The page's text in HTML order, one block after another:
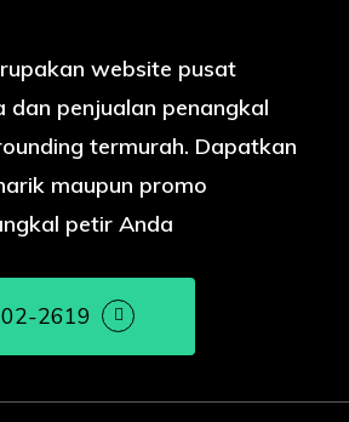
website pusat
dan penjualan penangkal
termurah. Dapatkan
maupun promo
petir Anda
2619